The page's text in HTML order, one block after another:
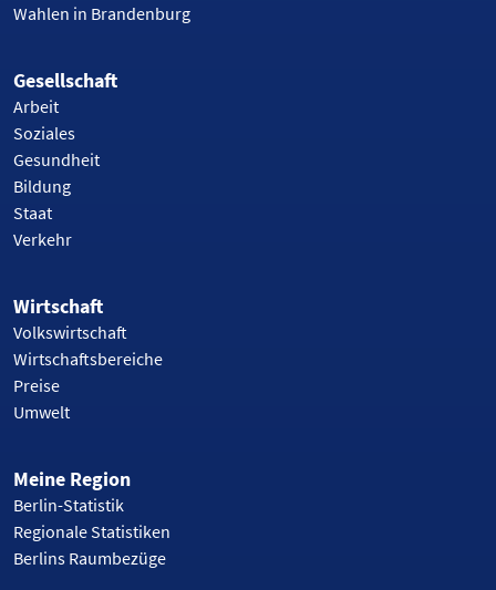
Wahlen in Brandenburg
Gesellschaft
Arbeit
Soziales
Gesundheit
Bildung
Staat
Verkehr
Wirtschaft
Volkswirtschaft
Wirtschaftsbereiche
Preise
Umwelt
Meine Region
Berlin-Statistik
Regionale Statistiken
Berlins Raumbezüge